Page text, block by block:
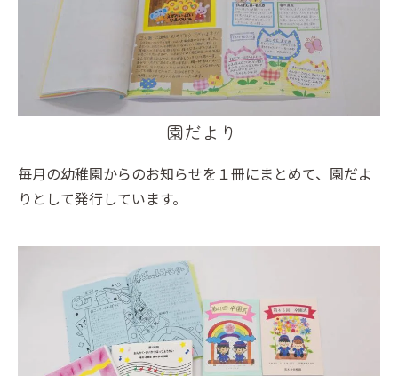
園だより
毎月の幼稚園からのお知らせを１冊にまとめて、園だよ
りとして発行しています。